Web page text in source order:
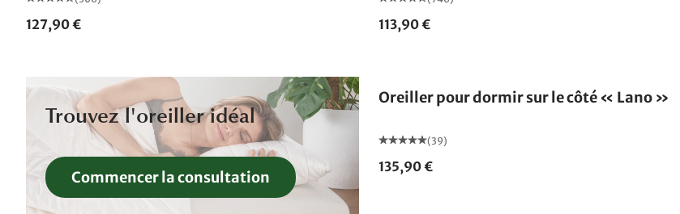
127,90 € 113,90 €
Trouvez l'oreiller idéal
Commencer la consultation
Oreiller pour dormir sur le côté « Lano »
(39)
135,90 €